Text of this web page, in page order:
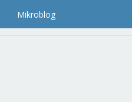
Mikroblog